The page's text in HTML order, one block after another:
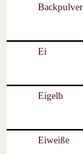
Backpulver
Ei
Eigelb
Eiweiße